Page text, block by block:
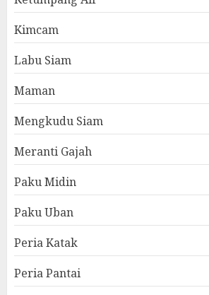
Kimcam
Labu Siam
Maman
Mengkudu Siam
Meranti Gajah
Paku Midin
Paku Uban
Peria Katak
Peria Pantai